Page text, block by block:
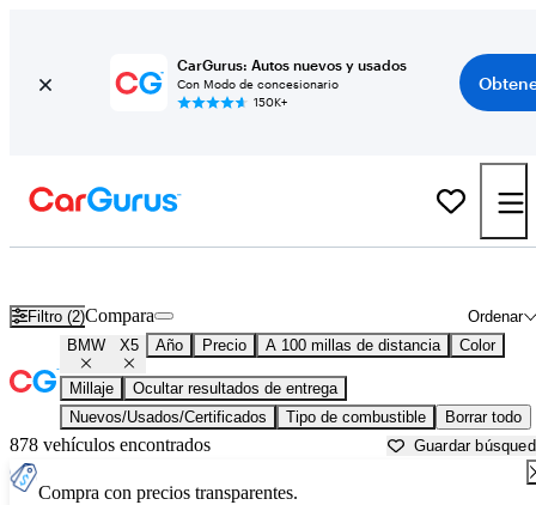
CarGurus: Autos nuevos y usados
Con Modo de concesionario
150K+
Filtro (2) Ordenar
Compara
BMW X5 Año Precio A 100 millas de distancia Color
Millaje
Ocultar resultados de entrega
Nuevos/Usados/Certificados
Tipo de combustible Borrar todo
878 vehículos encontrados Guardar
Compra con precios transparentes.